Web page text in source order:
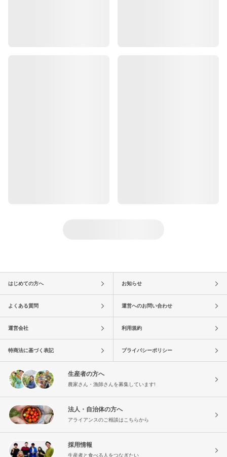
はじめての方へ お知らせ
よくある質問 運営へのお問い合わせ
運営会社 利用規約
特商法に基づく表記 プライバシーポリシー
生産者の方へ
農家さん・漁師さんを募集しています!
法人・自治体の方へ
アライアンスのご相談はこちらから
採用情報
生産者と食べる人をつなぎたい